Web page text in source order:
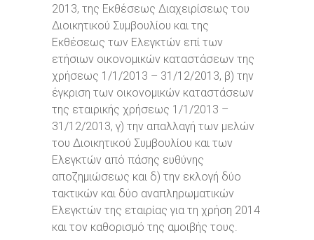
2013, της Εκθέσεως Διαχειρίσεως του
Διοικητικού Συμβουλίου και της
Εκθέσεως των Ελεγκτών επί των
ετήσιων οικονομικών καταστάσεων της
χρήσεως 1/1/2013 – 31/12/2013, β) την
έγκριση των οικονομικών καταστάσεων
της εταιρικής χρήσεως 1/1/2013 –
31/12/2013, γ) την απαλλαγή των μελών
του Διοικητικού Συμβουλίου και των
Ελεγκτών από πάσης ευθύνης
αποζημιώσεως και δ) την εκλογή δύο
τακτικών και δύο αναπληρωματικών
Ελεγκτών της εταιρίας για τη χρήση 2014
και τον καθορισμό της αμοιβής τους.